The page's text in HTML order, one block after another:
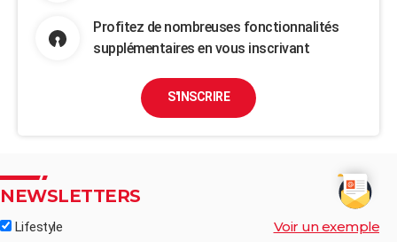
Profitez de nombreuses fonctionnalités
supplémentaires en vous inscrivant
S'INSCRIRE
NEWSLETTERS
Lifestyle Voir un exemple